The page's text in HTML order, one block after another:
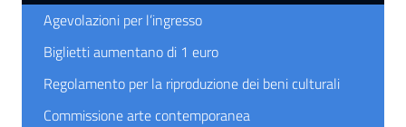
Agevolazioni per l’ingresso
Biglietti aumentano di 1 euro
Regolamento per la riproduzione dei beni culturali
Commissione arte contemporanea